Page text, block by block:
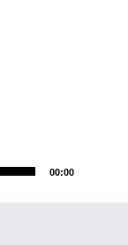
00:00